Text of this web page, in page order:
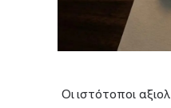
Οι ιστότοποι